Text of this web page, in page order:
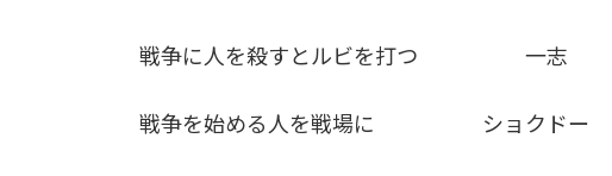
戦争に人を殺すとルビを打つ 一志
戦争を始める人を戦場に ショクドー